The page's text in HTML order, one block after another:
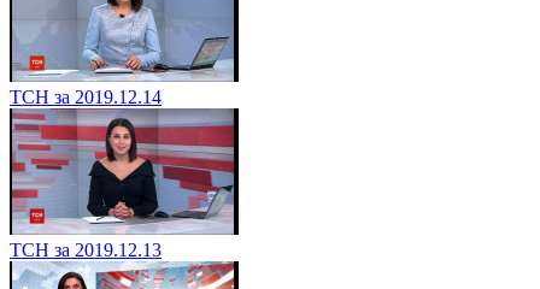
ТСН за 2019.12.14
ТСН за 2019.12.13